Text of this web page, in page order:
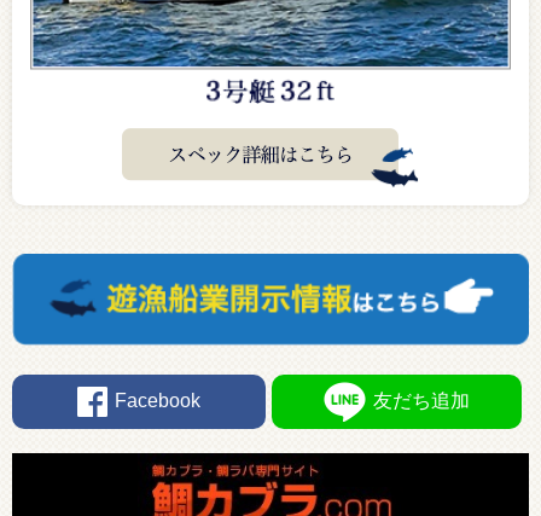
Facebook 友だち追加